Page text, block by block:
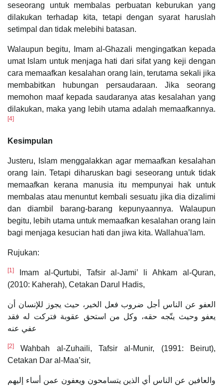
seseorang untuk membalas perbuatan keburukan yang
dilakukan terhadap kita, tetapi dengan syarat haruslah
setimpal dan tidak melebihi batasan.
Walaupun begitu, Imam al-Ghazali mengingatkan kepada
umat Islam untuk menjaga hati dari sifat yang keji dengan
cara memaafkan kesalahan orang lain, terutama sekali jika
membabitkan hubungan persaudaraan. Jika seorang
memohon maaf kepada saudaranya atas kesalahan yang
dilakukan, maka yang lebih utama adalah memaafkannya.
[4]
Kesimpulan
Justeru, Islam menggalakkan agar memaafkan kesalahan
orang lain. Tetapi diharuskan bagi seseorang untuk tidak
memaafkan kerana manusia itu mempunyai hak untuk
membalas atau menuntut kembali sesuatu jika dia dizalimi
dan diambil barang-barang kepunyaannya. Walaupun
begitu, lebih utama untuk memaafkan kesalahan orang lain
bagi menjaga kesucian hati dan jiwa kita. Wallahua’lam.
Rujukan:
[1]
Imam al-Qurtubi, Tafsir al-Jami’ li Ahkam al-Quran,
(2010: Kaherah), Cetakan Darul Hadis,
العفو عن الناس أجل ضروب فعل الخير، حيث يجوز للإنسان أن
يعفو وحيث يتّجه حقه، وكل من استحق عقوبة فتركت له فقد
عفي عنه
[2]
Wahbah al-Zuhaili, Tafsir al-Munir, (1991: Beirut),
Cetakan Dar al-Maa’sir,
والعافين عن الناس أي الذين يتسامحون ويعفون عمن أساء إليهم